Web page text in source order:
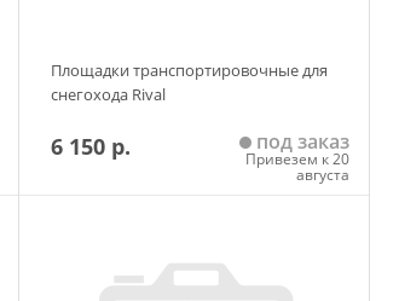
Площадки транспортировочные для
снегохода Rival
6 150 р. под заказ
Привезем к 20
августа